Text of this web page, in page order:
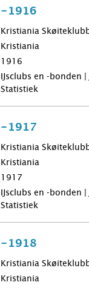
1916
Kristiania
Kristiania
1916
IJsclubs en -bonden
Statistiek
1917
Kristiania
Kristiania
1917
IJsclubs en -bonden
Statistiek
1918
Kristiania
Kristiania